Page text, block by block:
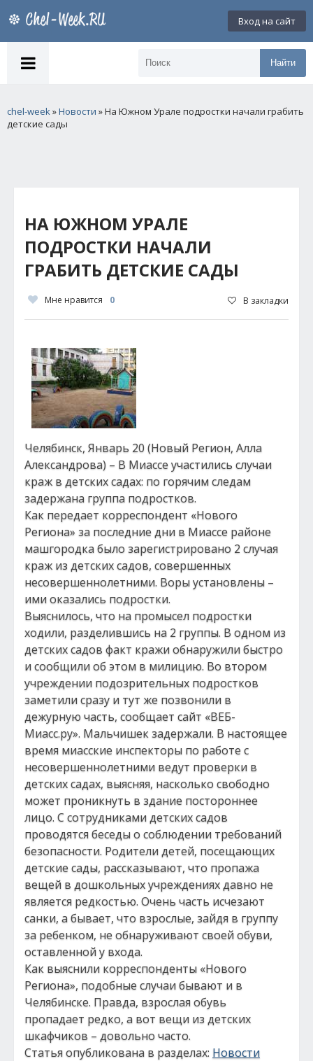
Вход на сайт
Найти
chel-week»Новости » На Южном Урале подростки начали грабить
детские сады
НА ЮЖНОМ УРАЛЕ
ПОДРОСТКИ НАЧАЛИ
ГРАБИТЬ ДЕТСКИЕ САДЫ
Мне нравится 0 В закладки
Челябинск, Январь 20 (Новый Регион, Алла
Александрова) – В Миассе участились случаи
краж в детских садах: по горячим следам
задержана группа подростков.
Как передает корреспондент «Нового
Региона» за последние дни в Миассе районе
машгородка было зарегистрировано 2 случая
краж из детских садов, совершенных
несовершеннолетними. Воры установлены –
ими оказались подростки.
Выяснилось, что на промысел подростки
ходили, разделившись на 2 группы. В одном из
детских садов факт кражи обнаружили быстро
и сообщили об этом в милицию. Во втором
учреждении подозрительных подростков
заметили сразу и тут же позвонили в
дежурную часть, сообщает сайт «ВЕБ-
Миасс.ру». Мальчишек задержали. В настоящее
время миасские инспекторы по работе с
несовершеннолетними ведут проверки в
детских садах, выясняя, насколько свободно
может проникнуть в здание постороннее
лицо. С сотрудниками детских садов
проводятся беседы о соблюдении требований
безопасности. Родители детей, посещающих
детские сады, рассказывают, что пропажа
вещей в дошкольных учреждениях давно не
является редкостью. Очень часть исчезают
санки, а бывает, что взрослые, зайдя в группу
за ребенком, не обнаруживают своей обуви,
оставленной у входа.
Как выяснили корреспонденты «Нового
Региона», подобные случаи бывают и в
Челябинске. Правда, взрослая обувь
пропадает редко, а вот вещи из детских
шкафчиков – довольно часто.
Статья опубликована в разделах: Новости